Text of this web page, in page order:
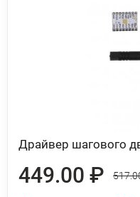
Драйвер шагового
449.00 ₽